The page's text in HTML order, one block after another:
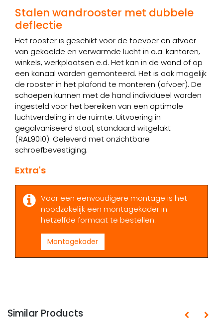
Stalen wandrooster met dubbele
deflectie
Het rooster is geschikt voor de toevoer en afvoer
van gekoelde en verwarmde lucht in o.a. kantoren,
winkels, werkplaatsen e.d. Het kan in de wand of op
een kanaal worden gemonteerd. Het is ook mogelijk
de rooster in het plafond te monteren (afvoer). De
schoepen kunnen met de hand individueel worden
ingesteld voor het bereiken van een optimale
luchtverdeling in de ruimte. Uitvoering in
gegalvaniseerd staal, standaard witgelakt
(RAL9010). Geleverd met onzichtbare
schroefbevestiging.
Extra's
Voor een eenvoudigere montage is het
noodzakelijk een montagekader in
hetzelfde formaat te bestellen.
Montagekader
Similar Products